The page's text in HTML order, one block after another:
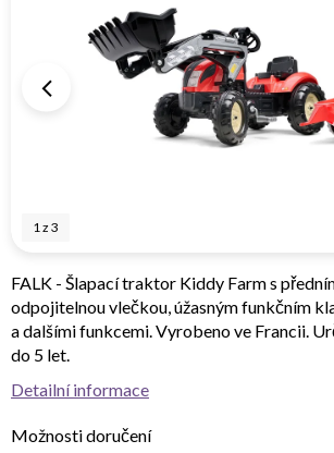
1z 3
Možnosti doručení
FALK - Šlapací traktor Kiddy Farm s
odpojitelnou vlečkou, úžasným funkčním
a dalšími funkcemi. Vyrobeno ve Francii.
do 5 let.
Detailní informace